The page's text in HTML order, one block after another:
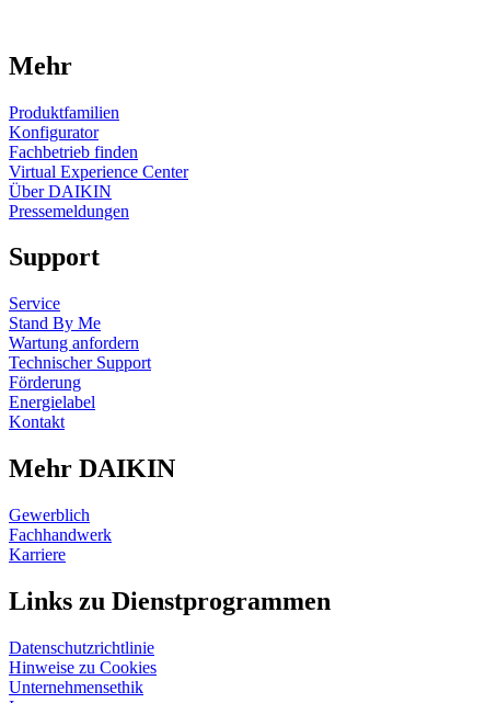
Mehr
Produktfamilien
Konfigurator
Fachbetrieb finden
Virtual Experience Center
Über DAIKIN
Pressemeldungen
Support
Service
Stand By Me
Wartung anfordern
Technischer Support
Förderung
Energielabel
Kontakt
Mehr DAIKIN
Gewerblich
Fachhandwerk
Karriere
Links zu Dienstprogrammen
Datenschutzrichtlinie
Hinweise zu Cookies
Unternehmensethik